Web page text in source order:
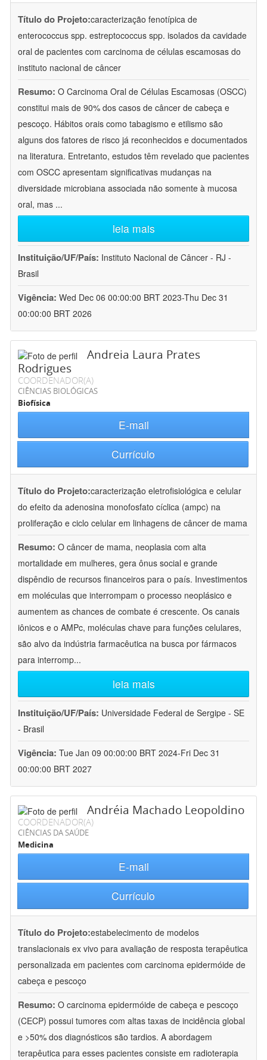
Título do Projeto:caracterização fenotípica de
enterococcus spp. estreptococcus spp. isolados da cavidade
oral de pacientes com carcinoma de células escamosas do
instituto nacional de câncer
Resumo: O Carcinoma Oral de Células Escamosas (OSCC)
constitui mais de 90% dos casos de câncer de cabeça e
pescoço. Hábitos orais como tabagismo e etilismo são
alguns dos fatores de risco já reconhecidos e documentados
na literatura. Entretanto, estudos têm revelado que pacientes
com OSCC apresentam significativas mudanças na
diversidade microbiana associada não somente à mucosa
oral, mas ...
leia mais
Instituição/UF/País: Instituto Nacional de Câncer - RJ -
Brasil
Vigência: Wed Dec 06 00:00:00 BRT 2023-Thu Dec 31
00:00:00 BRT 2026
Andreia Laura Prates
Rodrigues
COORDENADOR(A)
CIÊNCIAS BIOLÓGICAS
Biofísica
E-mail
Currículo
Título do Projeto:caracterização eletrofisiológica e celular
do efeito da adenosina monofosfato cíclica (ampc) na
proliferação e ciclo celular em linhagens de câncer de mama
Resumo: O câncer de mama, neoplasia com alta
mortalidade em mulheres, gera ônus social e grande
dispêndio de recursos financeiros para o país. Investimentos
em moléculas que interrompam o processo neoplásico e
aumentem as chances de combate é crescente. Os canais
iônicos e o AMPc, moléculas chave para funções celulares,
são alvo da indústria farmacêutica na busca por fármacos
para interromp...
leia mais
Instituição/UF/País: Universidade Federal de Sergipe - SE
- Brasil
Vigência: Tue Jan 09 00:00:00 BRT 2024-Fri Dec 31
00:00:00 BRT 2027
Andréia Machado Leopoldino
COORDENADOR(A)
CIÊNCIAS DA SAÚDE
Medicina
E-mail
Currículo
Título do Projeto:estabelecimento de modelos
translacionais ex vivo para avaliação de resposta terapêutica
personalizada em pacientes com carcinoma epidermóide de
cabeça e pescoço
Resumo: O carcinoma epidermóide de cabeça e pescoço
(CECP) possui tumores com altas taxas de incidência global
e >50% dos diagnósticos são tardios. A abordagem
terapêutica para esses pacientes consiste em radioterapia